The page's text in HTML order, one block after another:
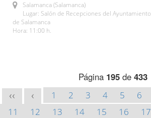
Salamanca (Salamanca)
Lugar: Salón de Recepciones del Ayuntamiento
de Salamanca
Hora: 11:00 h.
Página 195de 433
<< < 1 2 3 4 5 6
11
12 13 14 15 16 17